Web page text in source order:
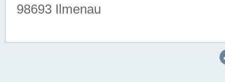
98693 Ilmenau